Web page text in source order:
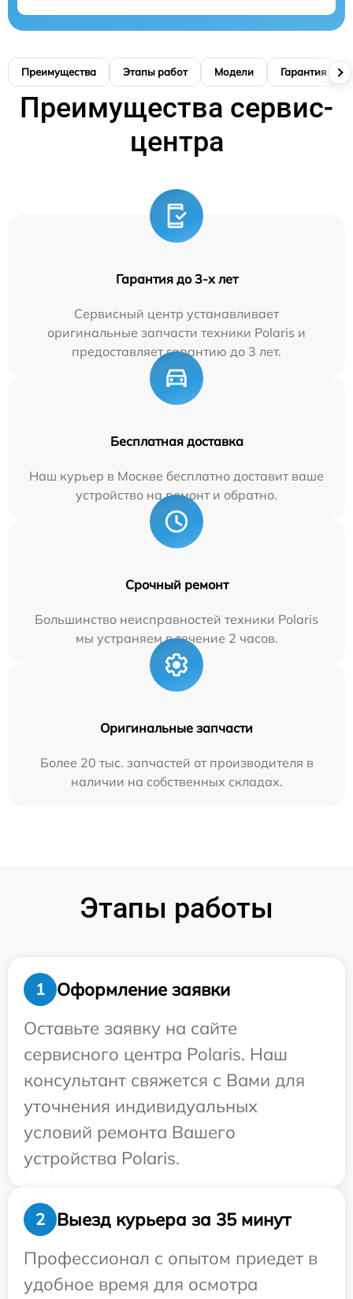
Преимущества Этапы работ Модели Гарантия
Преимущества сервис-
центра
Гарантия до 3-х лет
Сервисный центр устанавливает
оригинальные запчасти техники Polaris и
предоставляет гарантию до 3 лет.
Бесплатная доставка
Наш курьер в Москве бесплатно доставит ваше
устройство на ремонт и обратно.
Срочный ремонт
Большинство неисправностей техники Polaris
мы устраняем в течение 2 часов.
Оригинальные запчасти
Более 20 тыс. запчастей от производителя в
наличии на собственных складах.
Этапы работы
1
Оформление заявки
Оставьте заявку на сайте
сервисного центра Polaris. Наш
консультант свяжется с Вами для
уточнения индивидуальных
условий ремонта Вашего
устройства Polaris.
2
Выезд курьера за 35 минут
Профессионал с опытом приедет в
удобное время для осмотра